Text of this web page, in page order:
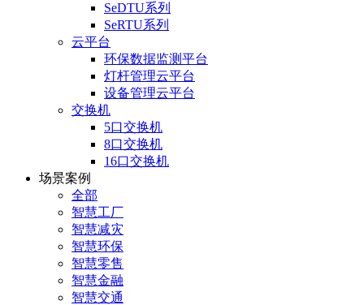
SeDTU系列
SeRTU系列
云平台
环保数据监测平台
灯杆管理云平台
设备管理云平台
交换机
5口交换机
8口交换机
16口交换机
场景案例
全部
智慧工厂
智慧减灾
智慧环保
智慧零售
智慧金融
智慧交通